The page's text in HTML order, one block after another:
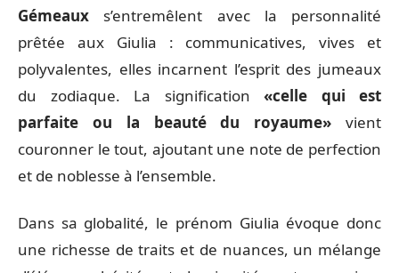
Gémeaux s’entremêlent avec la personnalité
prêtée aux Giulia : communicatives, vives et
polyvalentes, elles incarnent l’esprit des jumeaux
du zodiaque. La signification «celle qui est
parfaite ou la beauté du royaume» vient
couronner le tout, ajoutant une note de perfection
et de noblesse à l’ensemble.
Dans sa globalité, le prénom Giulia évoque donc
une richesse de traits et de nuances, un mélange